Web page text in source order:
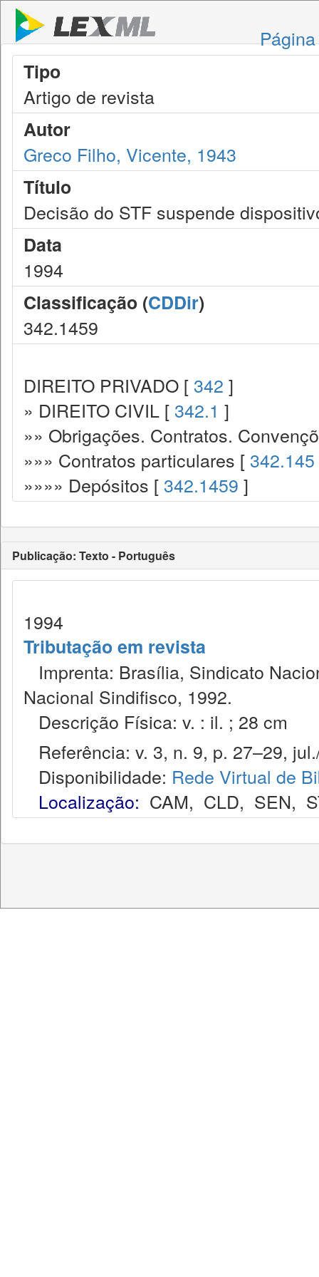
Tipo
Artigo de revista
Autor
Greco Filho, Vicente, 1943
Título
Decisão do STF suspende
Data
1994
Classificação (CDDir)
342.1459
DIREITO PRIVADO [ 342 ]
» DIREITO CIVIL [ 342.1 ]
»» Obrigações. Contratos.
»»» Contratos particulares [ 342.145
»»»» Depósitos [ 342.1459 ]
Publicação: Texto - Português
1994
Tributação em revista
Imprenta: Brasília, Sindicato
Nacional Sindifisco, 1992.
Descrição Física: v. : il. ; 28 cm
Referência: v. 3, n. 9, p. 27–29,
Disponibilidade: Rede Virtual de
Localização: CAM, CLD, SEN,